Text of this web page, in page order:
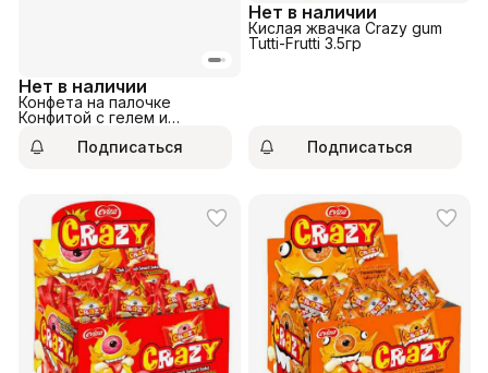
Нет в наличии
Конфета на палочке
Конфитой с гелем и
Подписаться
Нет в наличии
Кислая жвачка Crazy gum
Tutti-Frutti 3.5гр
Подписаться